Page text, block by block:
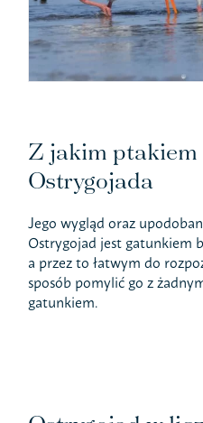
Z jakim
Ostrygojada
Jego wygląd oraz
Ostrygojad jest gatunkiem
a przez to łatwym do
sposób pomylić go z
gatunkiem.